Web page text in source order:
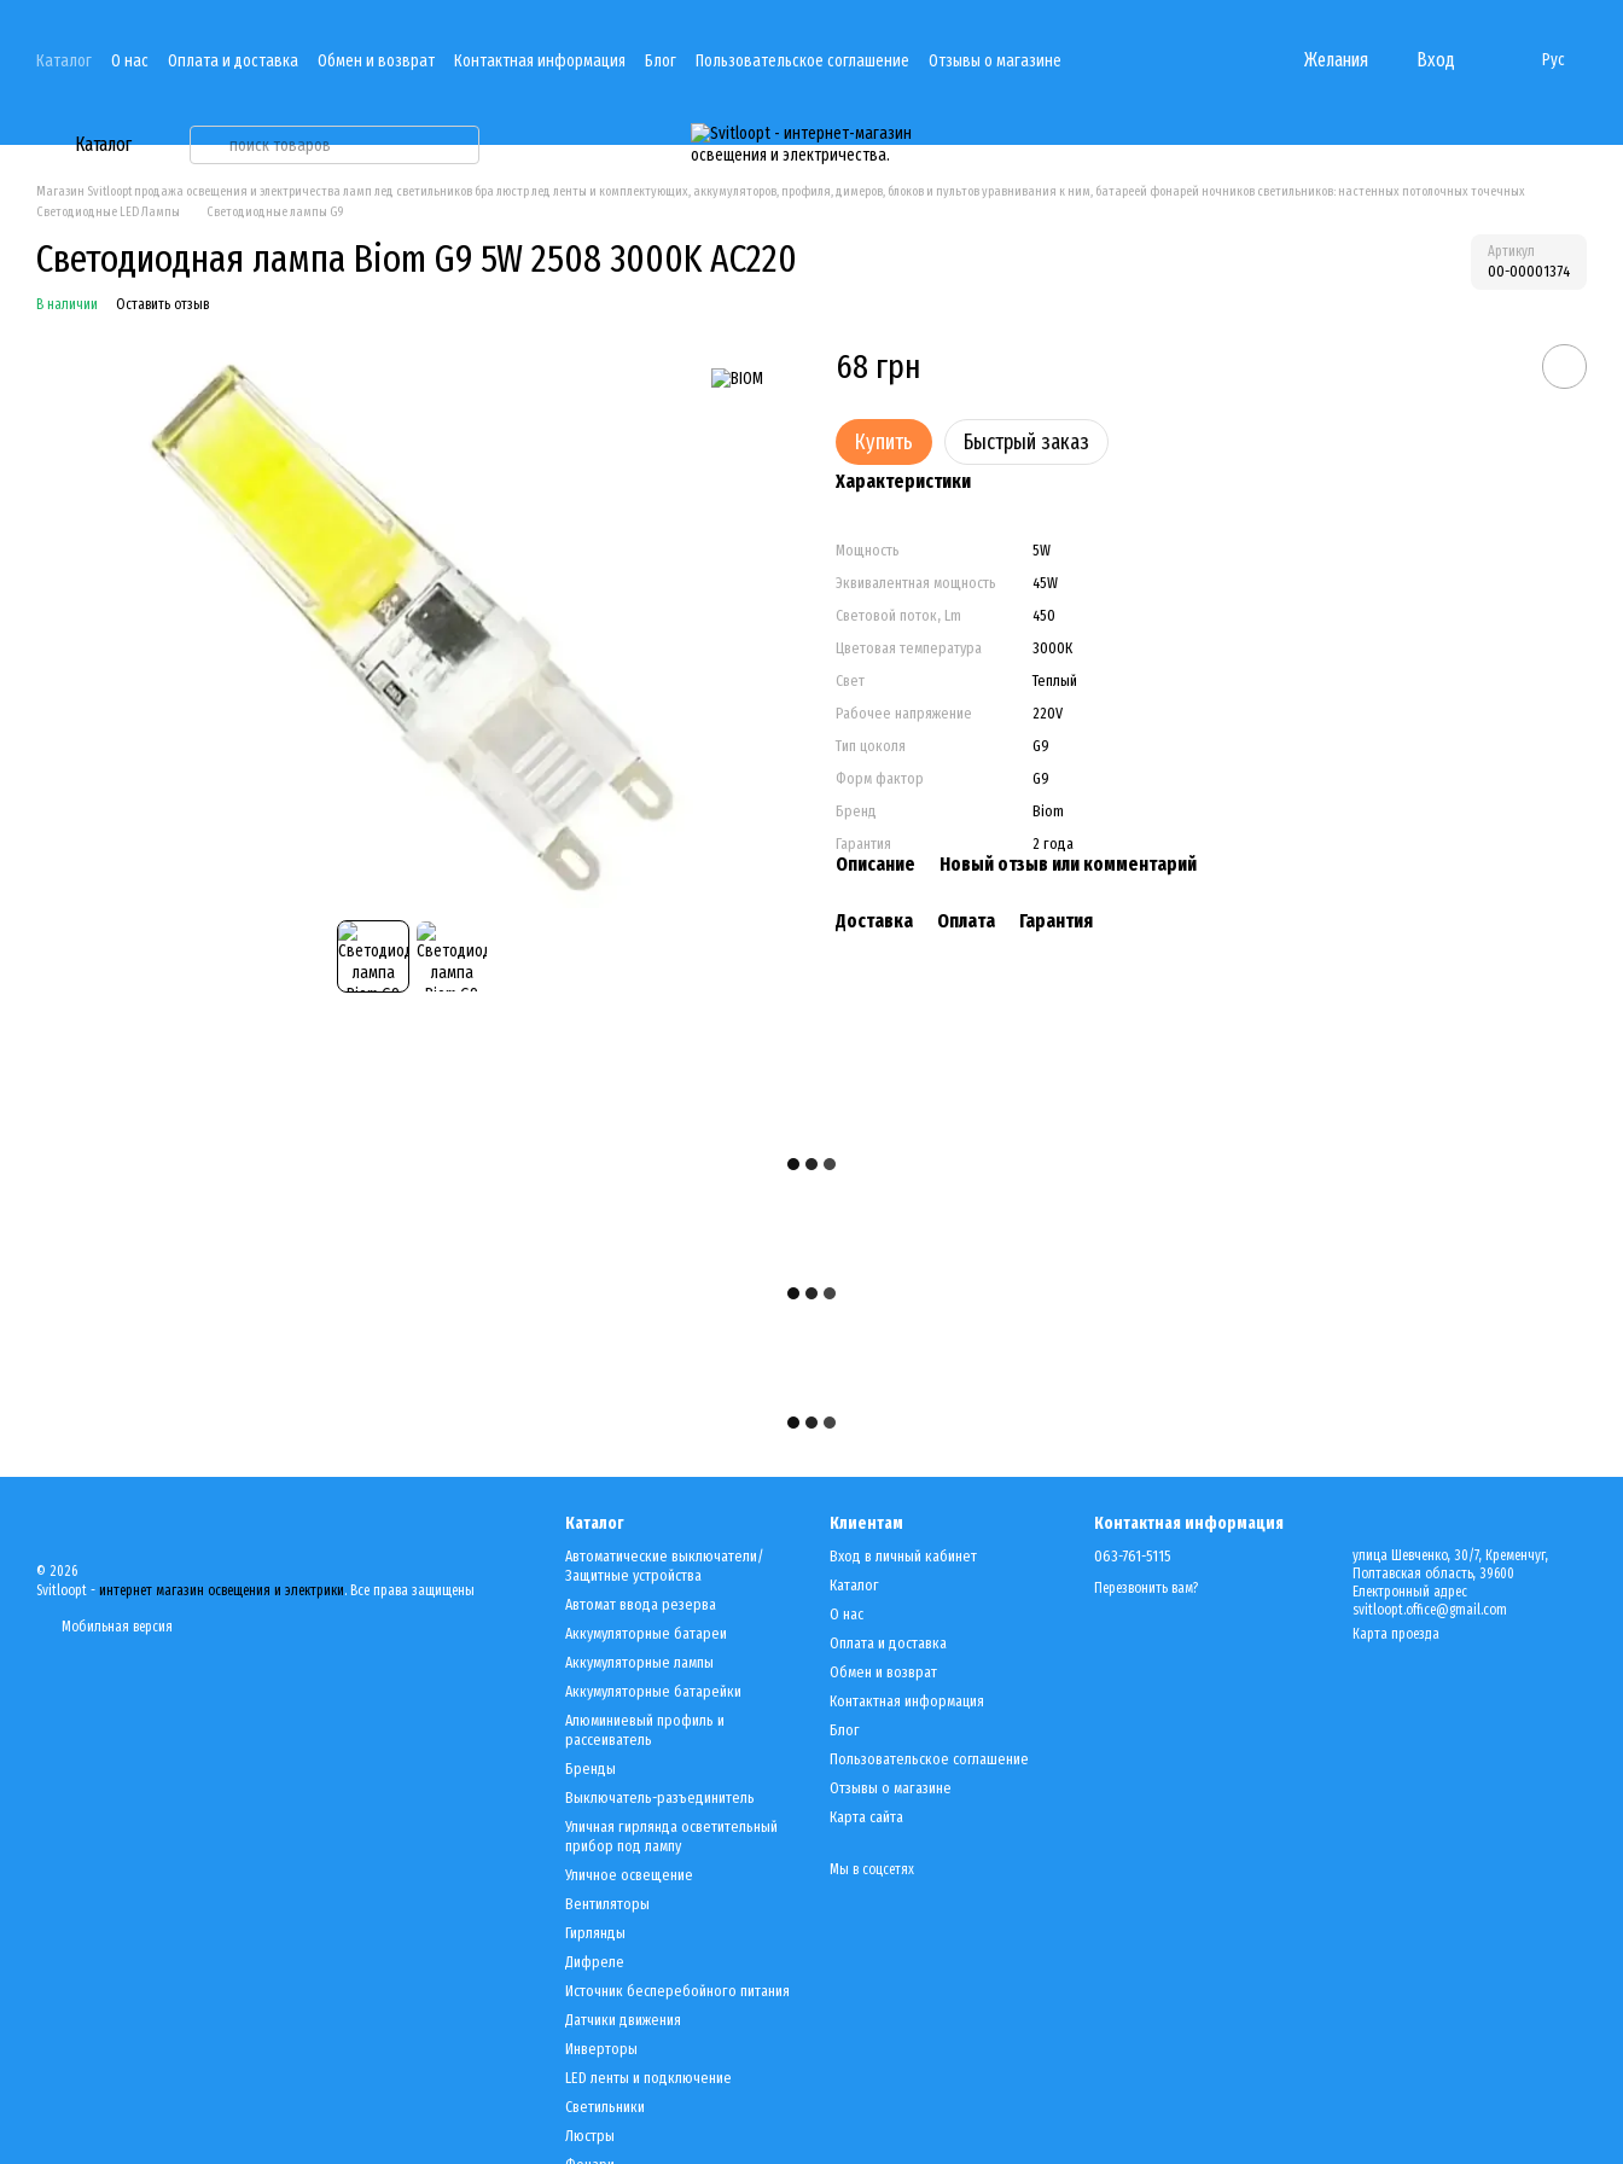
Каталог О нас Оплата и доставка Обмен и возврат Контактная информация Блог Пользовательское соглашение Отзывы о магазине Желания Вход Рус
Каталог
Магазин Svitloopt продажа освещения и электричества ламп лед светильников бра люстр лед ленты и комплектующих, аккумуляторов, профиля, димеров, блоков и пультов уравнивания к ним, батареей фонарей ночников светильников: настенных потолочных точечных
Светодиодные LED Лампы
Светодиодные лампы G9
Светодиодная лампа Biom G9 5W 2508 3000K AC220 Артикул
00-00001374
В наличии Оставить отзыв
68 грн
Купить Быстрый заказ
Характеристики
Мощность
5W
Эквивалентная мощность
45W
Световой поток, Lm
450
Цветовая температура
3000К
Свет
Теплый
Рабочее напряжение
220V
Тип цоколя
G9
Форм фактор
G9
Бренд
Biom
Гарантия
2 года
Описание Новый отзыв или комментарий
Доставка Оплата Гарантия
© 2026
Svitloopt - интернет магазин освещения и электрики. Все права защищены
Мобильная версия
Каталог
Автоматические выключатели/
Защитные устройства
Автомат ввода резерва
Аккумуляторные батареи
Аккумуляторные лампы
Аккумуляторные батарейки
Алюминиевый профиль и
рассеиватель
Бренды
Выключатель-разъединитель
Уличная гирлянда осветительный
прибор под лампу
Уличное освещение
Вентиляторы
Гирлянды
Дифреле
Источник бесперебойного питания
Датчики движения
Инверторы
LED ленты и подключение
Светильники
Люстры
Клиентам
Вход в личный кабинет
Каталог
О нас
Оплата и доставка
Обмен и возврат
Контактная информация
Блог
Пользовательское соглашение
Отзывы о магазине
Карта сайта
Мы в соцсетях
Контактная информация
063-761-5115
Перезвонить вам?
улица Шевченко, 30/7, Кременчуг,
Полтавская область, 39600
Електронный адрес
svitloopt.office@gmail.com
Карта проезда